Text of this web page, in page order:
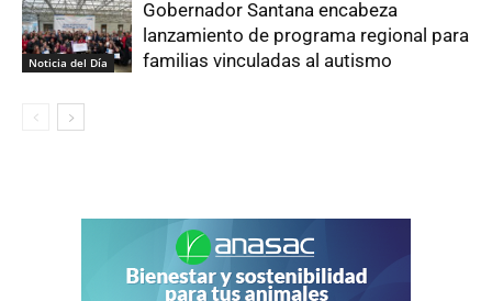
Noticia del Día
Gobernador Santana encabeza
lanzamiento de programa regional para
familias vinculadas al autismo